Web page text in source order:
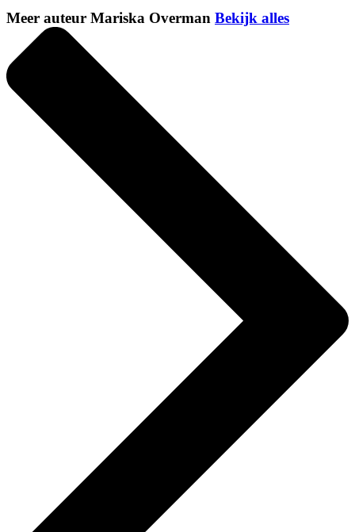
Meer auteur Mariska Overman Bekijk alles